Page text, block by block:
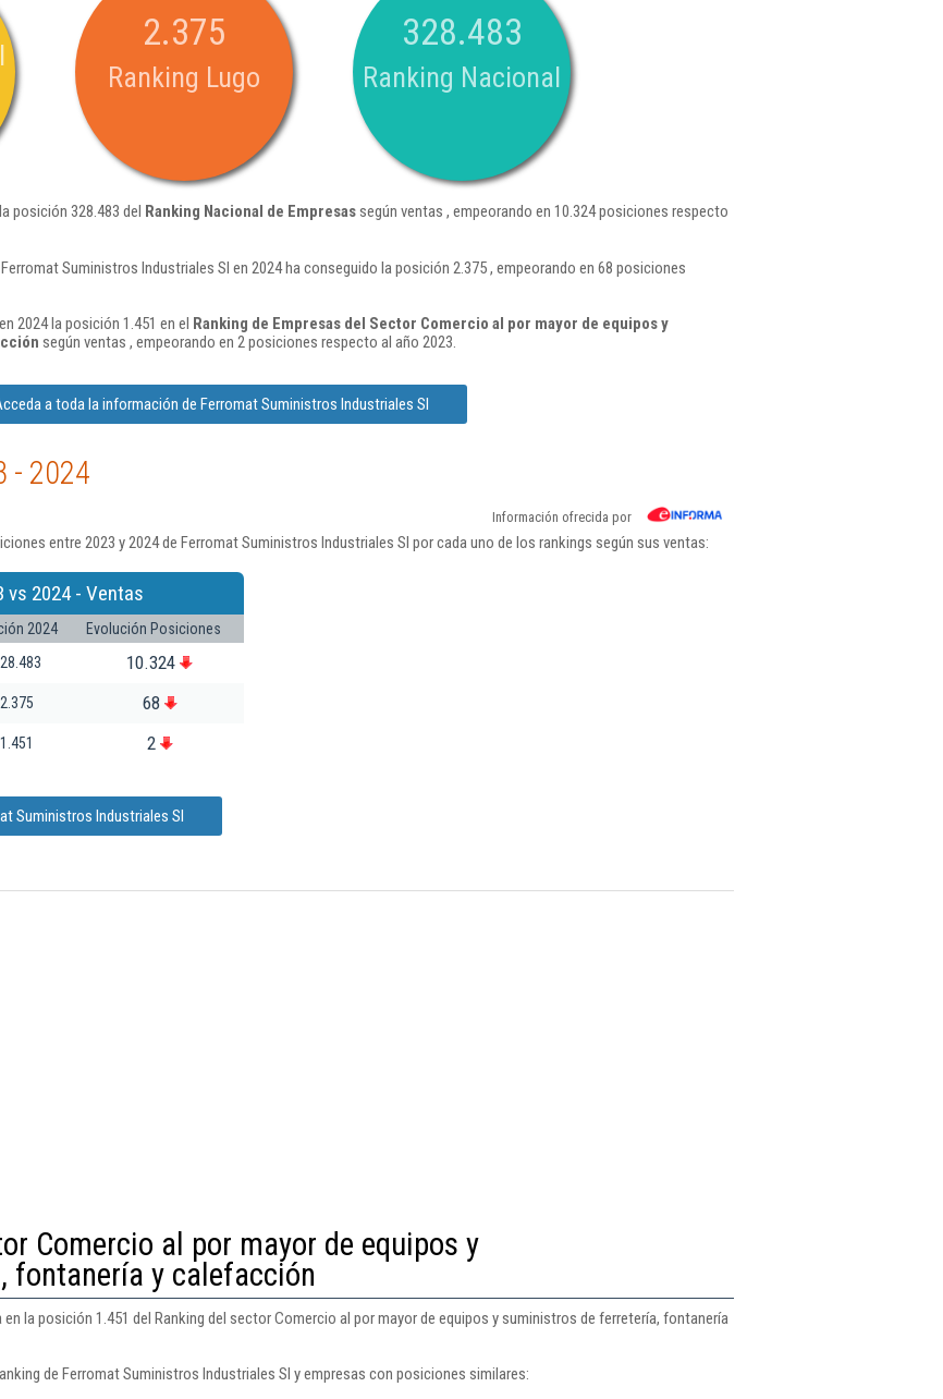
2.375
Ranking Lugo
328.483
Ranking Nacional
posición 328.483 del Ranking Nacional de Empresassegún ventas , empeorando en 10.324 posiciones respecto
Suministros Industriales Sl en 2024 ha conseguido la posición 2.375 , empeorando en 68 posiciones
2024 la posición 1.451 en el Ranking de Empresas del Sector Comercio al por mayor de equipos y
según ventas , empeorando en 2 posiciones respecto al año 2023.
a toda la información de Ferromat Suministros Industriales Sl
- 2024
Información ofrecida por
entre 2023 y 2024 de Ferromat Suministros Industriales Sl por cada uno de los rankings según sus ventas:
vs 2024 - Ventas
2024
Evolución Posiciones
10.324
2.375 68
1.451 2
Suministros Industriales Sl
Comercio al por mayor de equipos y
fontanería y calefacción
la posición 1.451 del Ranking del sector Comercio al por mayor de equipos y suministros de ferretería, fontanería
de Ferromat Suministros Industriales Sl y empresas con posiciones similares: